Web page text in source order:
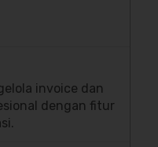
invoice dan
dengan fitur